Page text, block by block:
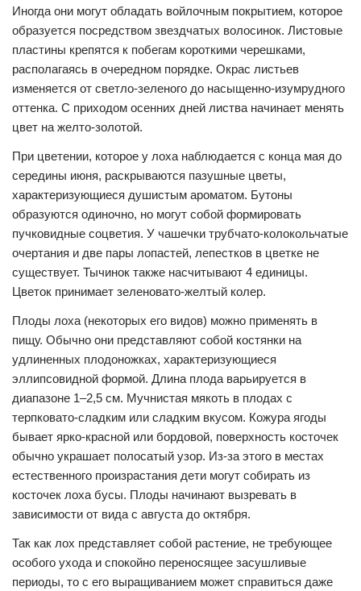
Иногда они могут обладать войлочным покрытием, которое
образуется посредством звездчатых волосинок. Листовые
пластины крепятся к побегам короткими черешками,
располагаясь в очередном порядке. Окрас листьев
изменяется от светло-зеленого до насыщенно-изумрудного
оттенка. С приходом осенних дней листва начинает менять
цвет на желто-золотой.
При цветении, которое у лоха наблюдается с конца мая до
середины июня, раскрываются пазушные цветы,
характеризующиеся душистым ароматом. Бутоны
образуются одиночно, но могут собой формировать
пучковидные соцветия. У чашечки трубчато-колокольчатые
очертания и две пары лопастей, лепестков в цветке не
существует. Тычинок также насчитывают 4 единицы.
Цветок принимает зеленовато-желтый колер.
Плоды лоха (некоторых его видов) можно применять в
пищу. Обычно они представляют собой костянки на
удлиненных плодоножках, характеризующиеся
эллипсовидной формой. Длина плода варьируется в
диапазоне 1–2,5 см. Мучнистая мякоть в плодах с
терпковато-сладким или сладким вкусом. Кожура ягоды
бывает ярко-красной или бордовой, поверхность косточек
обычно украшает полосатый узор. Из-за этого в местах
естественного произрастания дети могут собирать из
косточек лоха бусы. Плоды начинают вызревать в
зависимости от вида с августа до октября.
Так как лох представляет собой растение, не требующее
особого ухода и спокойно переносящее засушливые
периоды, то с его выращиванием может справиться даже